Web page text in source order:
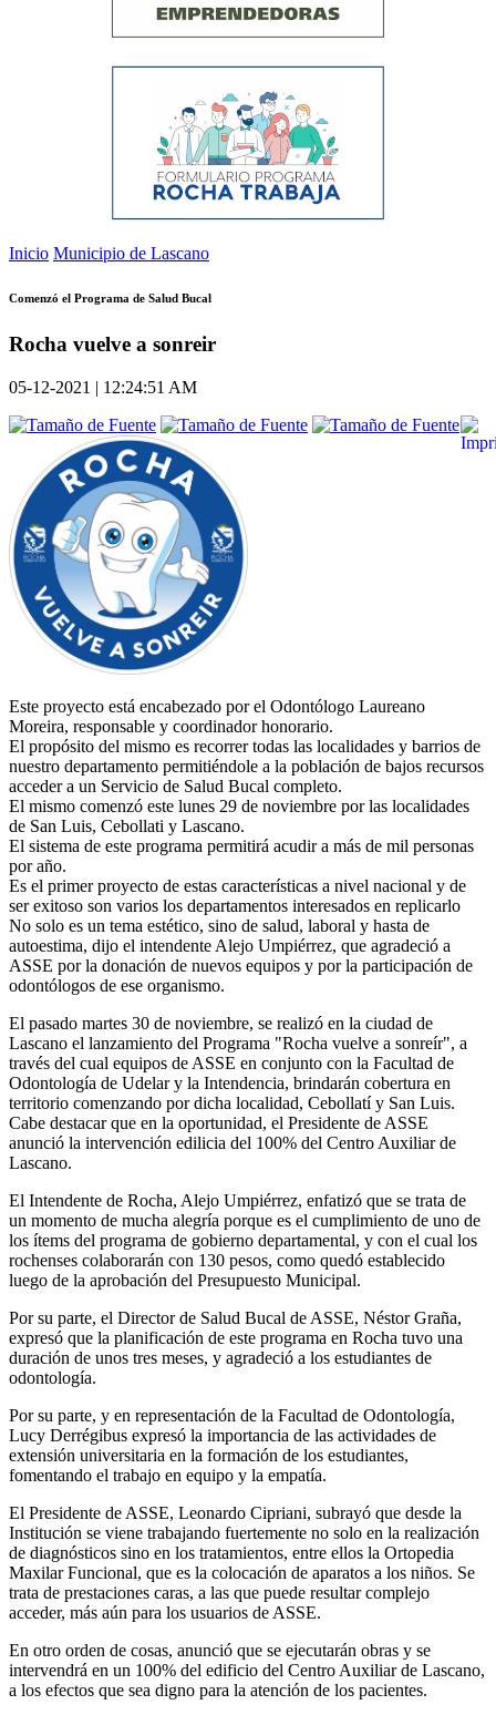
Inicio Municipio de Lascano
Comenzó el Programa de Salud Bucal
Rocha vuelve a sonreir
05-12-2021 | 12:24:51 AM
Este proyecto está encabezado por el Odontólogo Laureano
Moreira, responsable y coordinador honorario.
El propósito del mismo es recorrer todas las localidades y barrios de
nuestro departamento permitiéndole a la población de bajos recursos
acceder a un Servicio de Salud Bucal completo.
El mismo comenzó este lunes 29 de noviembre por las localidades
de San Luis, Cebollati y Lascano.
El sistema de este programa permitirá acudir a más de mil personas
por año.
Es el primer proyecto de estas características a nivel nacional y de
ser exitoso son varios los departamentos interesados en replicarlo
No solo es un tema estético, sino de salud, laboral y hasta de
autoestima, dijo el intendente Alejo Umpiérrez, que agradeció a
ASSE por la donación de nuevos equipos y por la participación de
odontólogos de ese organismo.
El pasado martes 30 de noviembre, se realizó en la ciudad de
Lascano el lanzamiento del Programa "Rocha vuelve a sonreír", a
través del cual equipos de ASSE en conjunto con la Facultad de
Odontología de Udelar y la Intendencia, brindarán cobertura en
territorio comenzando por dicha localidad, Cebollatí y San Luis.
Cabe destacar que en la oportunidad, el Presidente de ASSE
anunció la intervención edilicia del 100% del Centro Auxiliar de
Lascano.
El Intendente de Rocha, Alejo Umpiérrez, enfatizó que se trata de
un momento de mucha alegría porque es el cumplimiento de uno de
los ítems del programa de gobierno departamental, y con el cual los
rochenses colaborarán con 130 pesos, como quedó establecido
luego de la aprobación del Presupuesto Municipal.
Por su parte, el Director de Salud Bucal de ASSE, Néstor Graña,
expresó que la planificación de este programa en Rocha tuvo una
duración de unos tres meses, y agradeció a los estudiantes de
odontología.
Por su parte, y en representación de la Facultad de Odontología,
Lucy Derrégibus expresó la importancia de las actividades de
extensión universitaria en la formación de los estudiantes,
fomentando el trabajo en equipo y la empatía.
El Presidente de ASSE, Leonardo Cipriani, subrayó que desde la
Institución se viene trabajando fuertemente no solo en la realización
de diagnósticos sino en los tratamientos, entre ellos la Ortopedia
Maxilar Funcional, que es la colocación de aparatos a los niños. Se
trata de prestaciones caras, a las que puede resultar complejo
acceder, más aún para los usuarios de ASSE.
En otro orden de cosas, anunció que se ejecutarán obras y se
intervendrá en un 100% del edificio del Centro Auxiliar de Lascano,
a los efectos que sea digno para la atención de los pacientes.